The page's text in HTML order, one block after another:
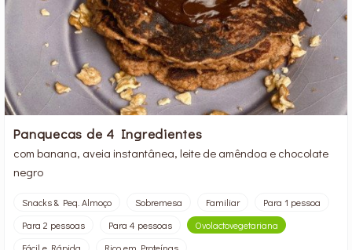
Panquecas de 4 Ingredientes
com banana, aveia instantânea, leite de amêndoa e chocolate
negro
Snacks & Peq. Almoço Sobremesa Familiar
Para 1 pessoa
Para 2 pessoas
Para 4 pessoas
Ovolactovegetariana